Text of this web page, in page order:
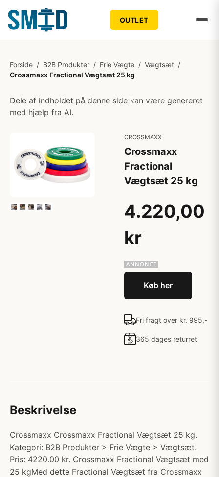
OUTLET
Forside / B2B Produkter / Frie Vægte / Vægtsæt /
Crossmaxx Fractional Vægtsæt 25 kg
Dele af indholdet på denne side kan være genereret
med hjælp fra AI.
CROSSMAXX
Crossmaxx
Fractional
Vægtsæt 25 kg
4.220,00
kr
Køb her
Fri fragt over kr. 995,-
365 dages returret
Beskrivelse
Crossmaxx Crossmaxx Fractional Vægtsæt 25 kg.
Kategori: B2B Produkter > Frie Vægte > Vægtsæt.
Pris: 4220.00 kr. Crossmaxx Fractional Vægtsæt med
25 kgMed dette Fractional Vægtsæt fra Crossmaxx